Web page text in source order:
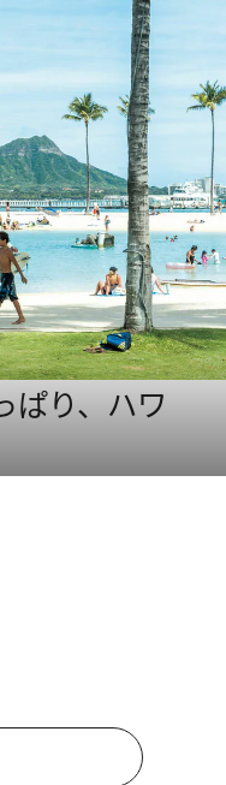
ぱり、ハワ